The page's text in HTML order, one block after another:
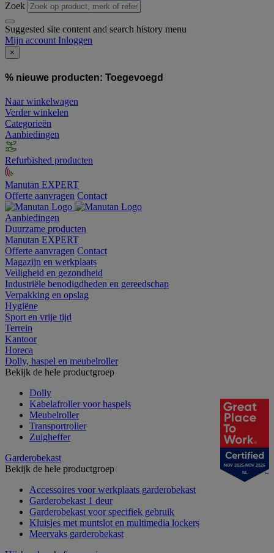
Zoek
Suggested site content and search history menu
Mijn account Inloggen
×
% nieuwe producten: Toegevoegd
Naar winkelwagen
Verder winkelen
Categorieën
Aanbiedingen
Refurbished producten
Manutan EXPERT
Offerte aanvragen Contact
Aanbiedingen
Duurzame producten
Manutan EXPERT
Offerte aanvragen Contact
Magazijn en werkplaats
Veiligheid en gezondheid
Industriële benodigdheden en gereedschap
Verpakking en opslag
Hygiëne
Sport en vrije tijd
Terrein
Kantoor
Horeca
Dolly, haspel en meubelroller
Bekijk de hele productgroep
Dolly
Kabelafroller voor haspels
Meubelroller
Transportroller
Zuigheffer
Garderobekast
Bekijk de hele productgroep
Accessoires voor werkplaats garderobekast
Garderobekast 1 deur
Garderobekast voor specifiek gebruik
Kluisjes met muntslot en multimedia lockers
Meervaks garderobekast
NOV 2025-NOV 2026
NL